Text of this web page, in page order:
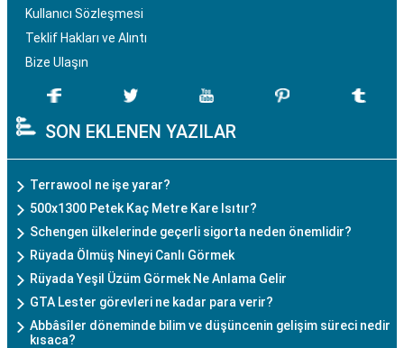
Kullanıcı Sözleşmesi
Teklif Hakları ve Alıntı
Bize Ulaşın
SON EKLENEN YAZILAR
Terrawool ne işe yarar?
500x1300 Petek Kaç Metre Kare Isıtır?
Schengen ülkelerinde geçerli sigorta neden önemlidir?
Rüyada Ölmüş Nineyi Canlı Görmek
Rüyada Yeşil Üzüm Görmek Ne Anlama Gelir
GTA Lester görevleri ne kadar para verir?
Abbâsîler döneminde bilim ve düşüncenin gelişim süreci nedir
kısaca?